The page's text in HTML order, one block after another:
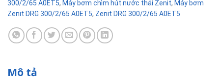
300/2/65 A0ET5, Máy bơm chìm hút nước thải Zenit, Máy bơm
Zenit DRG 300/2/65 A0ET5, Zenit DRG 300/2/65 A0ET5
Mô tả